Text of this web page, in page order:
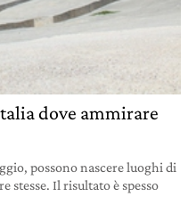
dove ammirare
possono nascere luoghi di
stesse. Il risultato è spesso